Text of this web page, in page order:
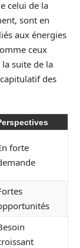
celui de la
sont en
aux énergies
ceux
suite de la
des
forte